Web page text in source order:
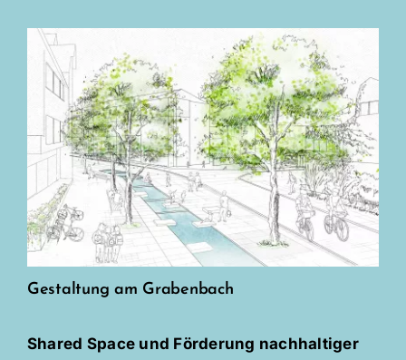
Gestaltung am Grabenbach
Shared Space und Förderung nachhaltiger